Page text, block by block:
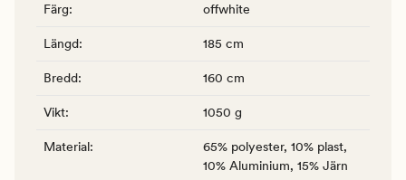
Färg: offwhite
Längd: 185 cm
Bredd: 160 cm
Vikt: 1050 g
Material:
65% polyester, 10% plast,
10% Aluminium, 15% Järn